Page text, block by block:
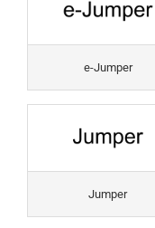
e-Jumper
Jumper